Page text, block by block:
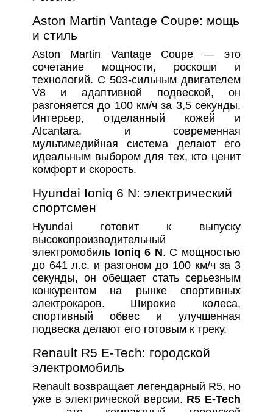
Aston Martin Vantage Coupe: мощь
и стиль
Aston Martin Vantage Coupe — это
сочетание мощности, роскоши и
технологий. С 503-сильным двигателем
V8 и адаптивной подвеской, он
разгоняется до 100 км/ч за 3,5 секунды.
Интерьер, отделанный кожей и
Alcantara, и современная
мультимедийная система делают его
идеальным выбором для тех, кто ценит
комфорт и скорость.
Hyundai Ioniq 6 N: электрический
спортсмен
Hyundai готовит к выпуску
высокопроизводительный
электромобиль Ioniq 6 N. С мощностью
до 641 л.с. и разгоном до 100 км/ч за 3
секунды, он обещает стать серьезным
конкурентом на рынке спортивных
электрокаров. Широкие колеса,
спортивный обвес и улучшенная
подвеска делают его готовым к треку.
Renault R5 E-Tech: городской
электромобиль
Renault возвращает легендарный R5, но
уже в электрической версии. R5 E-Tech